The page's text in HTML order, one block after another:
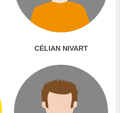
CÉLIAN NIVART